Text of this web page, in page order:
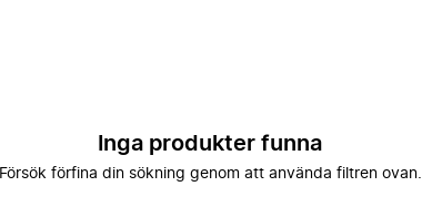
Inga produkter funna
Försök förfina din sökning genom att använda filtren ovan.